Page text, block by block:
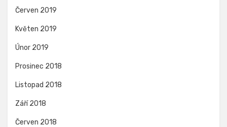
Červen 2019
Květen 2019
Únor 2019
Prosinec 2018
Listopad 2018
Září 2018
Červen 2018